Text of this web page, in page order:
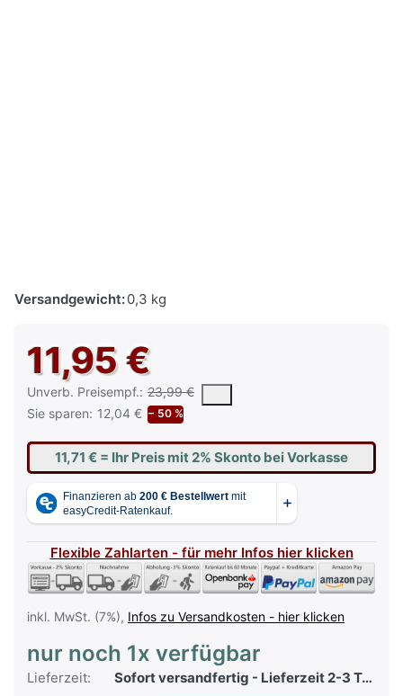
Versandgewicht:0,3 kg
11,95 €
Unverb. Preisempf.: 23,99 €
Die UVP ist der vorgeschlagene oder empfohlene
Sie sparen: 12,04 € − 50 %
11,71 € = Ihr Preis mit 2% Skonto bei Vorkasse
Flexible Zahlarten - für mehr Infos hier klicken
inkl. MwSt. (7%), Infos zu Versandkosten - hier klicken
nur noch 1x verfügbar
Lieferzeit: Sofort versandfertig - Lieferzeit 2-3 Tage